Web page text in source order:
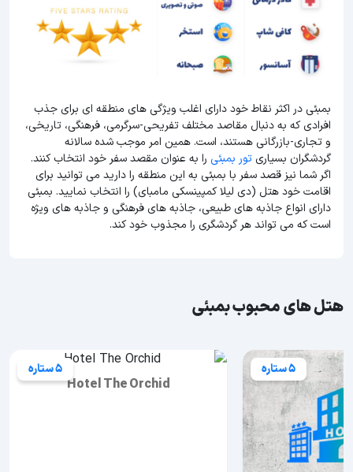
بمبئی در اکثر نقاط خود دارای اغلب ویژگی های منطقه ای برای جذب
افرادی که به دنبال مقاصد مختلف تفریحی-سرگرمی، فرهنگی، تاریخی،
و تجاری-بازرگانی هستند، است. همین امر موجب شده سالانه
گردشگران بسیاریتور بمبئی را به عنوان مقصد سفر خود انتخاب کنند.
اگر شما نیز قصد سفر با بمبئی به این منطقه را دارید می توانید برای
اقامت خود هتل (دی لیلا کمپینسکی مامبای) را انتخاب نمایید. بمبئی
دارای انواع جاذبه های طبیعی، جاذبه های فرهنگی و جاذبه های ویژه
است که می تواند هر گردشگری را مجذوب خود کند.
هتل های محبوب بمبئی
5 ستاره 5 ستاره
Hotel The Orchid